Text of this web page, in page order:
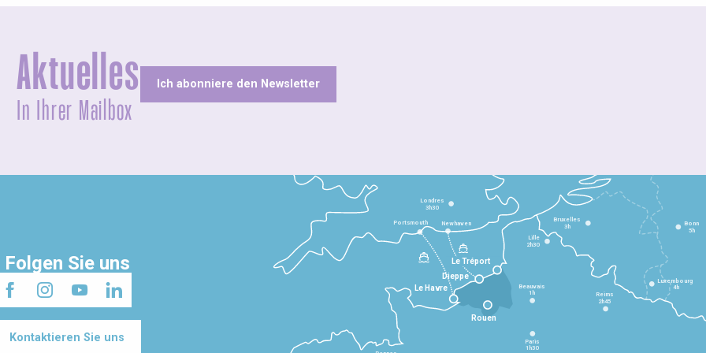
Aktuelles
In Ihrer Mailbox
Ich abonniere den Newsletter
Folgen Sie uns
Kontaktieren Sie uns
Le Havre
Dieppe
Le Tréport
Paris
1h30
Beauvais
1h Reims
2h45
Lille
2h30
Bruxelles
3h
Londres
3h30
Newhaven
Portsmouth Bonn
5h
Luxembourg
4h
Rouen